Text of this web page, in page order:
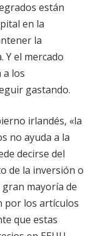
están
en la
la
el mercado
a los
gastando.
irlandés, «la
no ayuda a la
decirse del
de la inversión o
gran mayoría de
por los artículos
que estas